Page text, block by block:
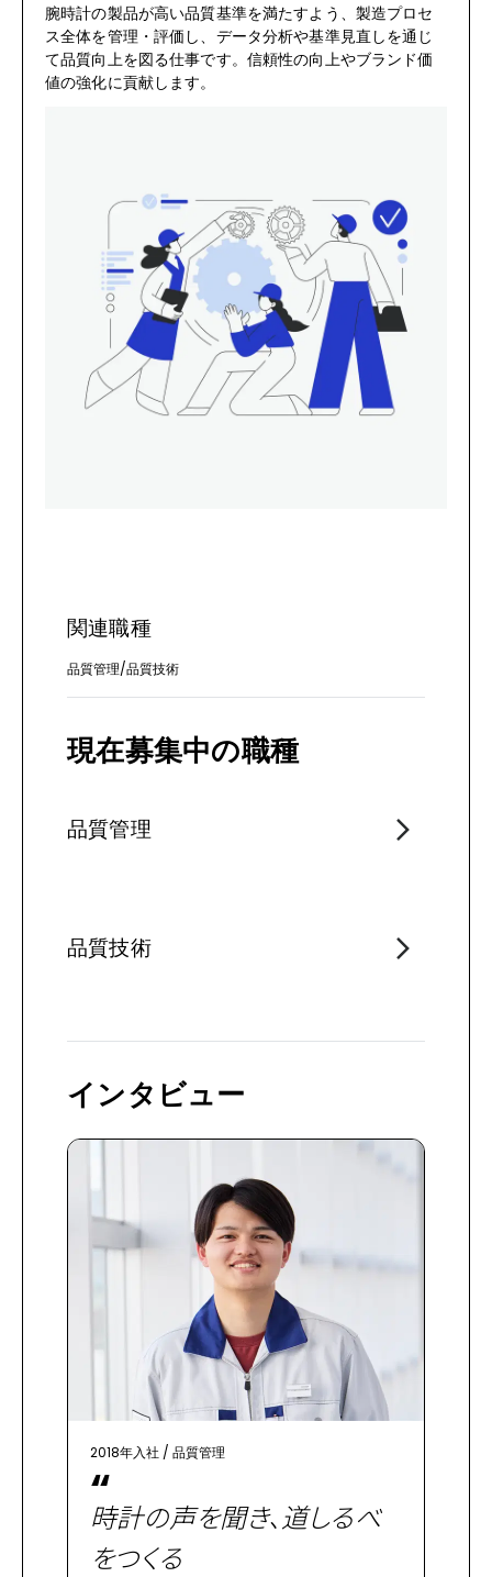
腕時計の製品が高い品質基準を満たすよう、製造プロセ
ス全体を管理・評価し、データ分析や基準見直しを通じ
て品質向上を図る仕事です。信頼性の向上やブランド価
値の強化に貢献します。
関連職種
品質管理/品質技術
現在募集中の職種
品質管理
品質技術
インタビュー
2018年入社 / 品質管理
“
時計の声を聞き、道しるべ
をつくる